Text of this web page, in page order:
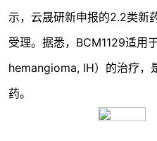
示，云晟研新申报的2.2类新
受理。据悉，BCM1129适用
hemangioma, IH）的治疗，
药。